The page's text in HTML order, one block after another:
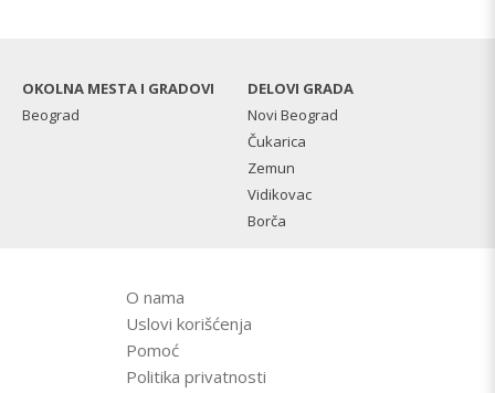
OKOLNA MESTA I GRADOVI
Beograd
DELOVI GRADA
Novi Beograd
Čukarica
Zemun
Vidikovac
Borča
O nama
Uslovi korišćenja
Pomoć
Politika privatnosti